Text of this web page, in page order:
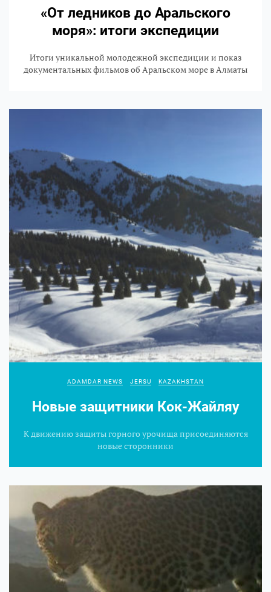
«От ледников до Аральского
моря»: итоги экспедиции
Итоги уникальной молодежной экспедиции и показ
документальных фильмов об Аральском море в Алматы
ADAMDAR NEWS JERSU KAZAKHSTAN
Новые защитники Кок‑Жайляу
К движению защиты горного урочища присоединяются
новые сторонники